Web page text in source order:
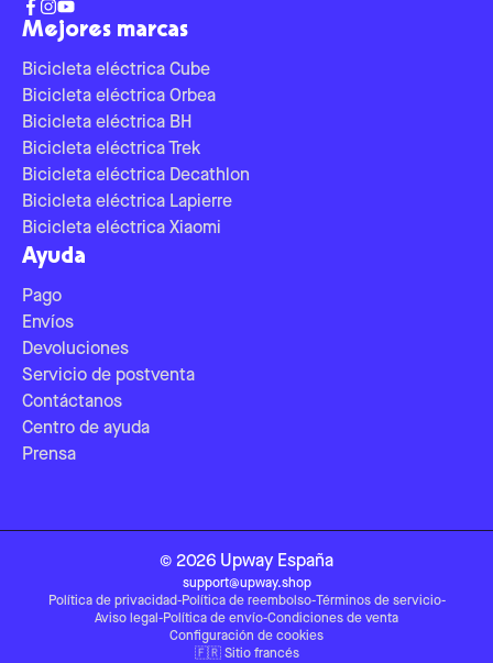
Mejores marcas
Bicicleta eléctrica Cube
Bicicleta eléctrica Orbea
Bicicleta eléctrica BH
Bicicleta eléctrica Trek
Bicicleta eléctrica Decathlon
Bicicleta eléctrica Lapierre
Bicicleta eléctrica Xiaomi
Ayuda
Pago
Envíos
Devoluciones
Servicio de postventa
Contáctanos
Centro de ayuda
Prensa
© 2026 Upway España
support@upway.shop
Política de privacidad-Política de reembolso-Términos de servicio-
Aviso legal -Política de envío-Condiciones de venta
Configuración de cookies
🇫🇷 Sitio francés